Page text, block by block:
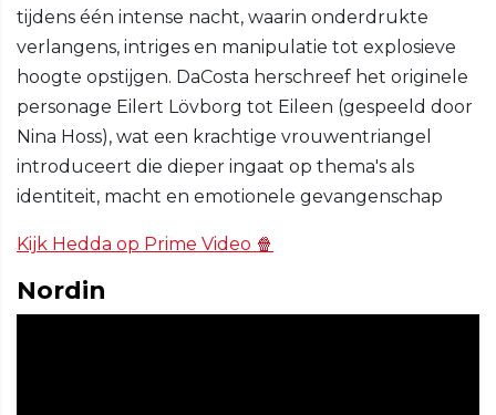
tijdens één intense nacht, waarin onderdrukte
verlangens, intriges en manipulatie tot explosieve
hoogte opstijgen. DaCosta herschreef het originele
personage Eilert Lövborg tot Eileen (gespeeld door
Nina Hoss), wat een krachtige vrouwentriangel
introduceert die dieper ingaat op thema's als
identiteit, macht en emotionele gevangenschap
Kijk Hedda op Prime Video 🍿
Nordin